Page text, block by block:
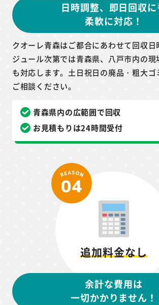
日時調整、即日回収に
柔軟に対応！
クオーレ青森はご都合にあわせて回収日
ジュール次第では青森県、八戸市内の現
も対応します。土日祝日の廃品・粗大ゴ
ご相談ください。
青森県内の広範囲で回収
お見積もりは24時間受付
追加料金なし
余計な費用は
一切かかりません！